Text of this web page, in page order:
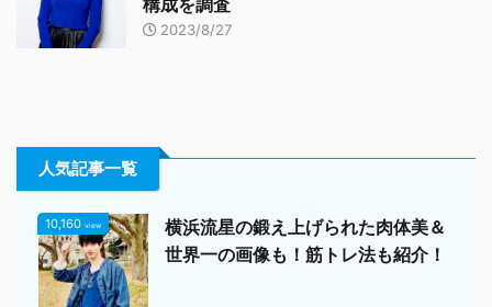
構成を調査
2023/8/27
人気記事一覧
10,160 view
横浜流星の鍛え上げられた肉体美＆
世界一の画像も！筋トレ法も紹介！